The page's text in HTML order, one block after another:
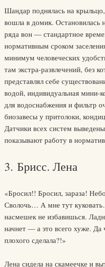
Шандар поднялась на
вошла в домик. Остановилась
ряда вон — стандартное
нормативным сроком
минимум человеческих
там экстра-развлечений, без
представлял себе
водой, индивидуальная мини-
для водоснабжения и фильтр
биозавесы у притолоки,
Датчики всех систем
показывают работу в
3. Брисс. Лена
«Бросил!! Бросил, зараза!
Сволочь… А мне тут
насмешек не избавишься.
начнет — а это всего хуже.
плохого сделала?!»
Лена сидела на скамеечке и